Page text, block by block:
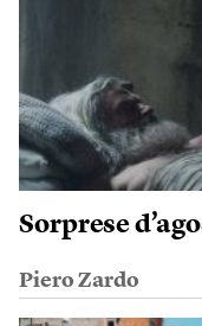
Sorprese
Piero Zardo